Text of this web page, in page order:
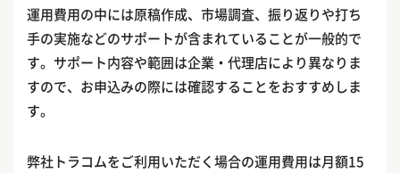
運用費用の中には原稿作成、市場調査、振り返りや打ち
手の実施などのサポートが含まれていることが一般的で
す。サポート内容や範囲は企業・代理店により異なりま
すので、お申込みの際には確認することをおすすめしま
す。
弊社トラコムをご利用いただく場合の運用費用は月額15